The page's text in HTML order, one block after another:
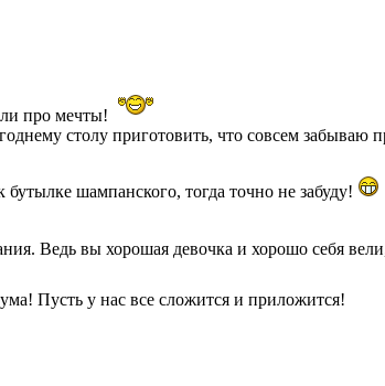
про мечты!
столу приготовить, что совсем
шампанского, тогда точно не забуду!
Ведь вы хорошая девочка и хорошо себя
Пусть у нас все сложится и приложится!